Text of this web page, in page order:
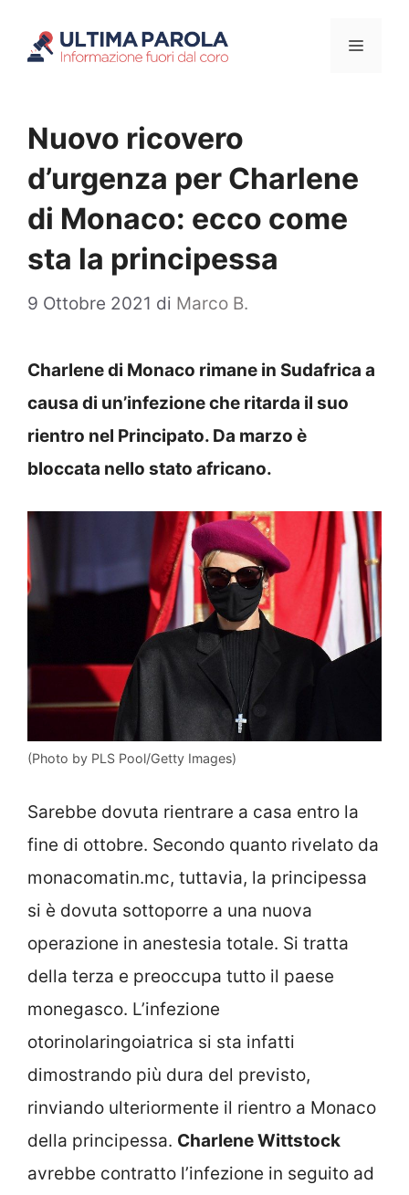
Menu
Nuovo ricovero
d’urgenza per Charlene
di Monaco: ecco come
sta la principessa
9 Ottobre 2021 di Marco B.
Charlene di Monaco rimane in Sudafrica a
causa di un’infezione che ritarda il suo
rientro nel Principato. Da marzo è
bloccata nello stato africano.
(Photo by PLS Pool/Getty Images)
Sarebbe dovuta rientrare a casa entro la
fine di ottobre. Secondo quanto rivelato da
monacomatin.mc, tuttavia, la principessa
si è dovuta sottoporre a una nuova
operazione in anestesia totale. Si tratta
della terza e preoccupa tutto il paese
monegasco. L’infezione
otorinolaringoiatrica si sta infatti
dimostrando più dura del previsto,
rinviando ulteriormente il rientro a Monaco
della principessa. Charlene Wittstock
avrebbe contratto l’infezione in seguito ad